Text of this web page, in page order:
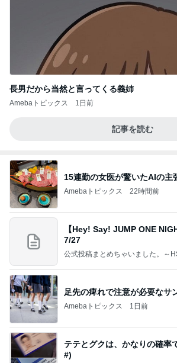
長男だから当然と言ってくる義姉
Amebaトピックス 1日前
記事を読む
15連勤の女医が驚いたAIの主
Amebaトピックス 22時間前
【Hey! Say! JUMP ONE
7/27
公式投稿まとめちゃいました。～
足先の痺れで注意が必要なサ
Amebaトピックス 1日前
テテとグクは、かなりの確率
#)